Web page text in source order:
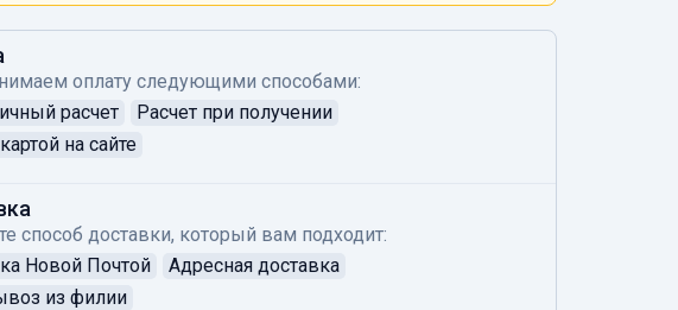
оплату следующими способами:
расчет
Расчет при получении
на сайте
способ доставки, который вам подходит:
Новой Почтой
Адресная доставка
из филии